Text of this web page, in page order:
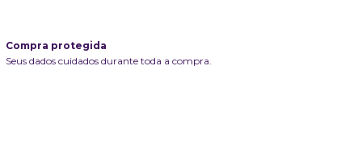
Compra protegida
Seus dados cuidados durante toda a compra.